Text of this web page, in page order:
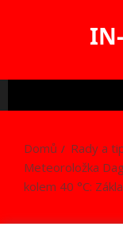
Domů
Rady a
Meteoroložka
kolem 40 °C: